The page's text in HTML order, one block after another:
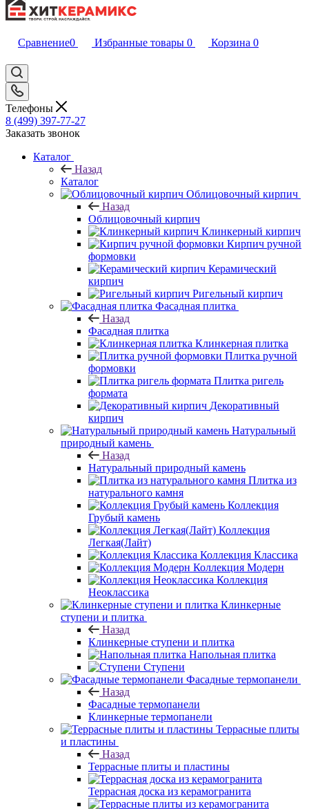
Сравнение0 Избранные товары 0 Корзина 0
Телефоны
8 (499) 397-77-27
Заказать звонок
Каталог
Назад
Каталог
Облицовочный кирпич
Назад
Облицовочный кирпич
Клинкерный кирпич
Кирпич ручной
формовки
Керамический
кирпич
Ригельный кирпич
Фасадная плитка
Назад
Фасадная плитка
Клинкерная плитка
Плитка ручной
формовки
Плитка ригель
формата
Декоративный
кирпич
Натуральный
природный камень
Назад
Натуральный природный камень
Плитка из
натурального камня
Коллекция
Грубый камень
Коллекция
Легкая(Лайт)
Коллекция Классика
Коллекция Модерн
Коллекция
Неоклассика
Клинкерные
ступени и плитка
Назад
Клинкерные ступени и плитка
Напольная плитка
Ступени
Фасадные термопанели
Назад
Фасадные термопанели
Клинкерные термопанели
Террасные плиты
и пластины
Назад
Террасные плиты и пластины
Террасная доска из керамогранита